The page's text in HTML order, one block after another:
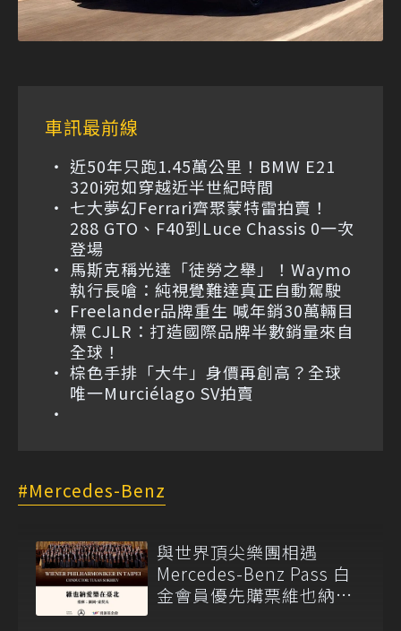
車訊最前線
近50年只跑1.45萬公里！BMW E21
320i宛如穿越近半世紀時間
七大夢幻Ferrari齊聚蒙特雷拍賣！
288 GTO、F40到Luce Chassis 0一次
登場
馬斯克稱光達「徒勞之舉」！Waymo
執行長嗆：純視覺難達真正自動駕駛
Freelander品牌重生 喊年銷30萬輛目
標 CJLR：打造國際品牌半數銷量來自
全球！
棕色手排「大牛」身價再創高？全球
唯一Murciélago SV拍賣
Mercedes-Benz
與世界頂尖樂團相遇
Mercedes-Benz Pass 白
金會員優先購票維也納愛